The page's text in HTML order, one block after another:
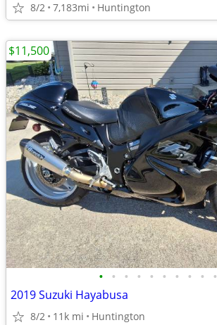
8/2 7,183mi Huntington
• • • • • • • • • •
2019 Suzuki Hayabusa
8/2 11k mi Huntington
$11,500